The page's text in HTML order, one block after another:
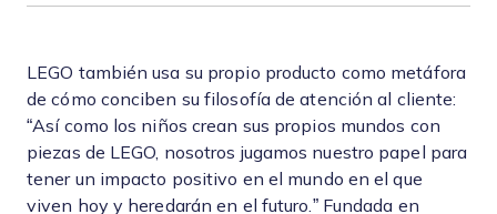
LEGO también usa su propio producto como metáfora
de cómo conciben su filosofía de atención al cliente:
“Así como los niños crean sus propios mundos con
piezas de LEGO, nosotros jugamos nuestro papel para
tener un impacto positivo en el mundo en el que
viven hoy y heredarán en el futuro.” Fundada en